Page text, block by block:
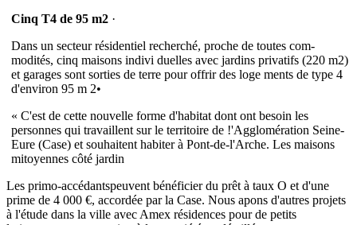
Cinq T4 de 95 m2 ·
Dans un secteur résidentiel re­cherché, proche de toutes com­
modités, cinq maisons indivi­ duelles avec jardins privatifs (220 m2)
et garages sont sorties de terre pour offrir des loge­ ments de type 4
d'environ 95 m 2•
« C'est de cette nouvelle forme d'ha­bitat dont ont besoin les
personnes qui travaillent sur le territoire de !'Agglomération Seine-
Eure (Case) et souhaitent habiter à Pont-de-l'Arche. Les maisons
mitoyennes côté jardin
Les primo-accédantspeuvent bénéfi­cier du prêt à taux O et d'une
prime de 4 000 €, accordée par la Case. Nous apons d'autres projets
à l'étude dans la ville avec Amex résidences pour de petits